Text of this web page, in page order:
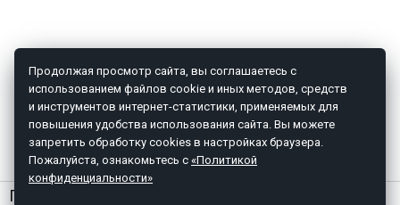
ГЛАВНАЯ
Продолжая просмотр сайта, вы соглашаетесь с
использованием файлов cookie и иных методов, средств
и инструментов интернет-статистики, применяемых для
повышения удобства использования сайта. Вы можете
запретить обработку cookies в настройках браузера.
Пожалуйста, ознакомьтесь с «Политикой
конфиденциальности»